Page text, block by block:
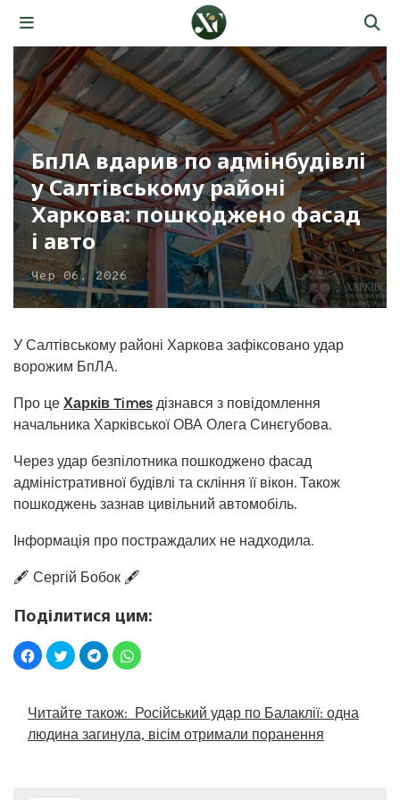
БпЛА вдарив по адмінбудівлі
у Салтівському районі
Харкова: пошкоджено фасад
і авто
Чер 06, 2026
У Салтівському районі Харкова зафіксовано удар
ворожим БпЛА.
Про це Харків Times дізнався з повідомлення
начальника Харківської ОВА Олега Синєгубова.
Через удар безпілотника пошкоджено фасад
адміністративної будівлі та скління її вікон. Також
пошкоджень зазнав цивільний автомобіль.
Інформація про постраждалих не надходила.
🖋️ Сергій Бобок 🖋️
Поділитися цим:
Читайте також: Російський удар по Балаклії: одна
людина загинула, вісім отримали поранення